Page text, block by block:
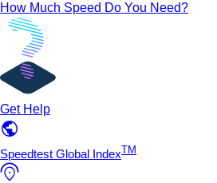
How Much Speed Do You Need?
Get Help
Speedtest Global Index TM